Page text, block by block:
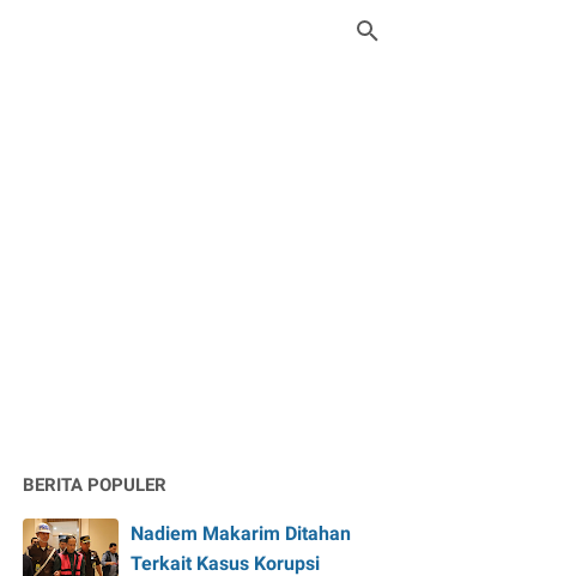
BERITA POPULER
Nadiem Makarim Ditahan
Terkait Kasus Korupsi